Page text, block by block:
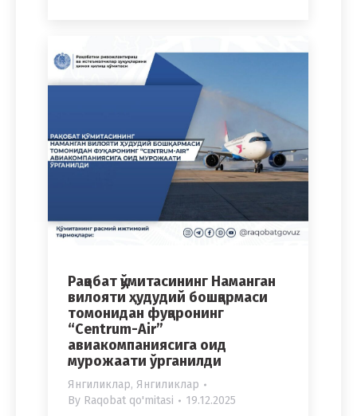
Рақобат қўмитасининг Наманган
вилояти ҳудудий бошқармаси
томонидан фуқаронинг
“Centrum-Air”
авиакомпаниясига оид
мурожаати ўрганилди
Янгиликлар, Янгиликлар
By Raqobat qo'mitasi 19.12.2025